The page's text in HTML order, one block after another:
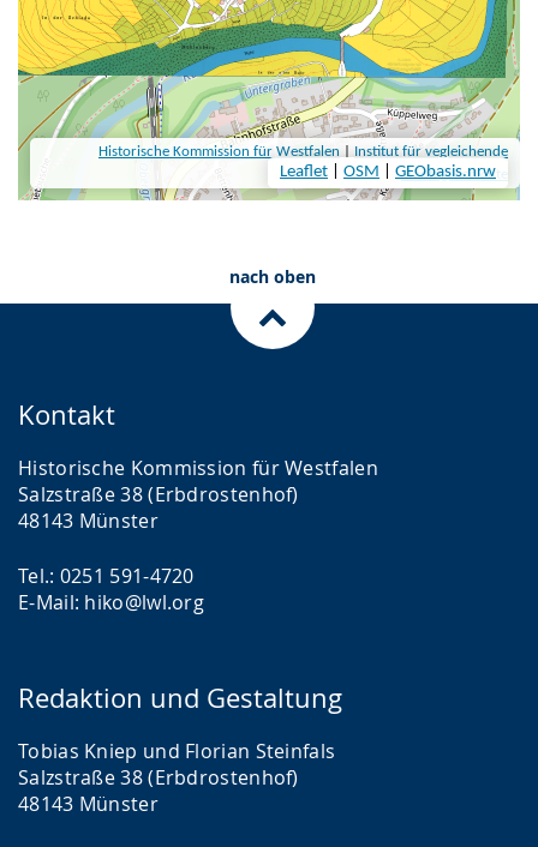
nach oben
Kontakt
Historische Kommission für Westfalen
Salzstraße 38 (Erbdrostenhof)
48143 Münster
Tel.: 0251 591-4720
E-Mail: hiko@lwl.org
Redaktion und Gestaltung
Tobias Kniep und Florian Steinfals
Salzstraße 38 (Erbdrostenhof)
48143 Münster